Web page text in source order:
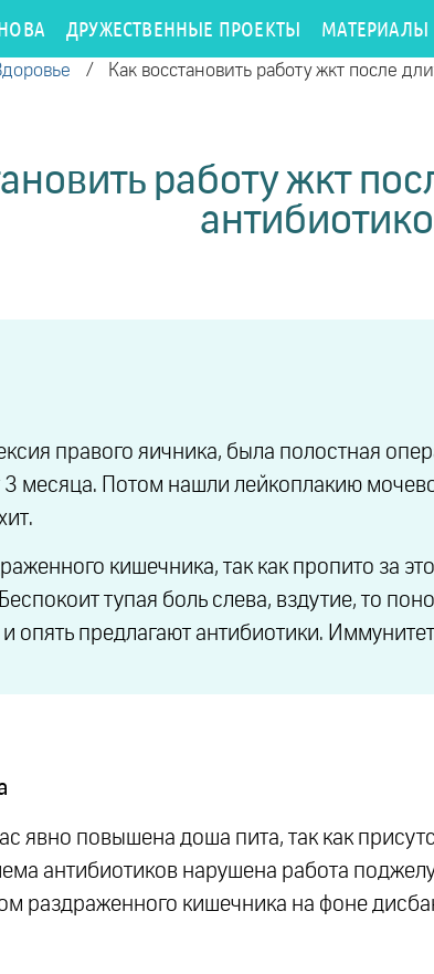
ДРУЖЕСТВЕННЫЕ ПРОЕКТЫ МАТЕРИАЛЫ
/ Как восстановить работу жкт после
работу жкт
правого яичника, была полостная
3 месяца. Потом нашли лейкоплакию
кишечника, так как пропито за
тупая боль слева, вздутие, то
опять предлагают антибиотики.
явно повышена доша пита, так как
антибиотиков нарушена работа
раздраженного кишечника на фоне